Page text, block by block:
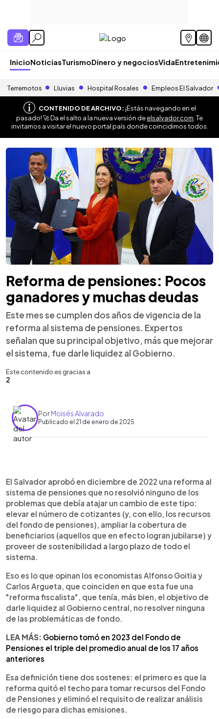
InicioNoticiasTurismoDinero y negociosVida
Terremotos Lluvias Hospital Rosales Empleos El Salvador
CONTENIDO DE ARCHIVO:¡Estás navegando en el
pasado! 🚀 Da el salto a la nueva versión deelsalvador.com . Te
invitamos a visitar el nuevo portal país donde coincidimos todos.
Reforma de pensiones: Pocos
ganadores y muchas deudas
Este mes se cumplen dos años de vigencia de la
reforma al sistema de pensiones. Expertos
señalan que su principal objetivo, más que mejorar
el sistema, fue darle liquidez al Gobierno.
Este contenido es gracias a
2
PorMoisés Alvarado
Publicado el 21 de enero de 2025
Escuchar artículo
El Salvador aprobó en diciembre de 2022 una reforma al
sistema de pensiones que no resolvió ninguno de los
problemas que debía atajar un cambio de este tipo:
elevar el número de cotizantes (y, con ello, los recursos
del fondo de pensiones), ampliar la cobertura de
beneficiarios (aquellos que en efecto logran jubilarse) y
proveer de sostenibilidad a largo plazo de todo el
sistema.
Eso es lo que opinan los economistas Alfonso Goitia y
Carlos Argueta, que coinciden en que esta fue una
"reforma fiscalista", que tenía, más bien, el objetivo de
darle liquidez al Gobierno central, no resolver ninguna
de las problemáticas de fondo.
LEA MÁS: Gobierno tomó en 2023 del Fondo de
Pensiones el triple del promedio anual de los 17 años
anteriores
Esa definición tiene dos sostenes: el primero es que la
reforma quitó el techo para tomar recursos del Fondo
de Pensiones y eliminó el requisito de realizar análisis
de riesgo para dichas emisiones.